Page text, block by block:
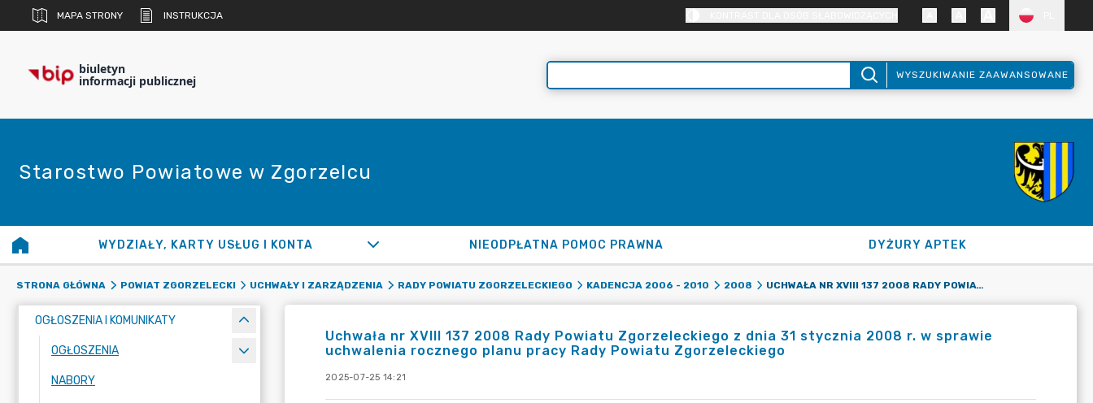
MAPA STRONY INSTRUKCJA
biuletyn
informacji publicznej WYSZUKIWANIE ZAAWANSOWANE
Starostwo Powiatowe w Zgorzelcu
WYDZIAŁY, KARTY USŁUG I KONTA NIEODPŁATNA POMOC PRAWNA DYŻURY APTEK
STRONA GŁÓWNA POWIAT ZGORZELECKI UCHWAŁY I ZARZĄDZENIA RADY POWIATU ZGORZELECKIEGO KADENCJA 2006 - 2010 2008 UCHWAŁA NR XVIII 137 2008 RADY POWIATU ZGORZELECKIEGO Z DNIA 31 STYCZNIA 2008 R. W SPRAWIE UCHWALENIA ROCZNEGO PLANU PRACY RADY POWIATU ZGORZELECKIEGO
OGŁOSZENIA I KOMUNIKATY
OGŁOSZENIA
NABORY
Uchwała nr XVIII 137 2008 Rady Powiatu Zgorzeleckiego z dnia 31 stycznia 2008 r. w sprawie
uchwalenia rocznego planu pracy Rady Powiatu Zgorzeleckiego
2025-07-25 14:21